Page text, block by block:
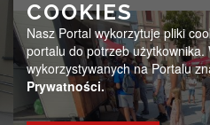
COOKIES
Nasz Portal wykorzytuje pliki
portalu do potrzeb
wykorzystywanych na Portalu
Prywatności.